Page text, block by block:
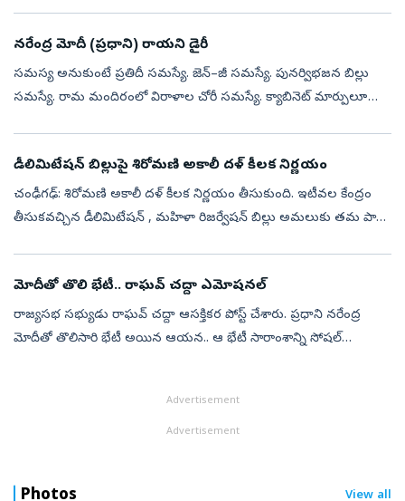
నరేంద్ర మోదీ (ప్రధాని) రాయని డైరీ
సమస్య అనుకుంటే ప్రతిదీ సమస్యే. జెన్‌–జీ సమస్యే. పునర్విభజన బిల్లు
సమస్యే. రామ మందిరంలో విరాళాల చోరీ సమస్యే. క్యాబినెట్‌ మార్పులూ
డీలిమిటేషన్‌ బిల్లుపై శిరోమణి అకాలీ దళ్‌ కీలక నిర్ణయం
చంఢీగఢ్: శిరోమణి అకాలీ దళ్‌ కీలక నిర్ణయం తీసుకుంది. ఇటీవల కేంద్రం
తీసుకవచ్చిన డీలిమిటేషన్ , మహిళా రిజర్వేషన్ బిల్లు అమలుకు తమ పార్టీ
మోదీతో తొలి భేటీ.. రాఘవ్‌ చద్దా ఎమోషనల్‌
రాజ్యసభ సభ్యుడు రాఘవ్‌ చద్దా ఆసక్తికర పోస్ట్‌ చేశారు. ప్రధాని నరేంద్ర
మోదీతో తొలిసారి భేటీ అయిన ఆయన.. ఆ భేటీ సారాంశాన్ని సోషల్‌
Advertisement
Advertisement
Photos View all